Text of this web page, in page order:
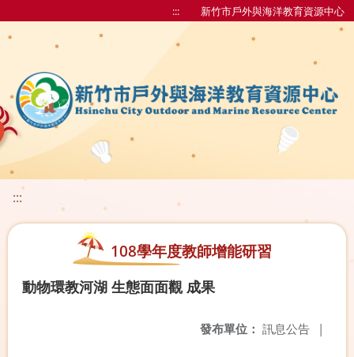
::: 新竹市戶外與海洋教育資源中心
:::
108學年度教師增能研習
動物環教河湖 生態面面觀 成果
發布單位： 訊息公告 |